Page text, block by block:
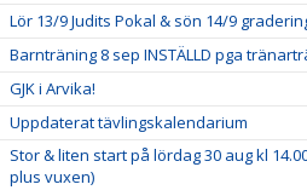
Lör 13/9 Judits Pokal & sön 14/9
Barnträning 8 sep INSTÄLLD pga
GJK i Arvika!
Uppdaterat tävlingskalendarium
Stor & liten start på lördag 30 aug kl
plus vuxen)